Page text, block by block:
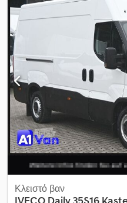
Κλειστό βαν
IVECO Daily 35S16